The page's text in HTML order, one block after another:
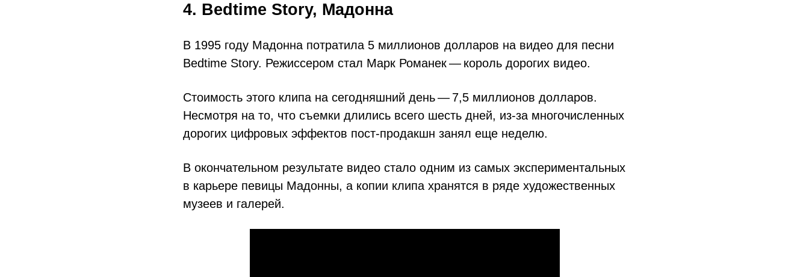
4. Bedtime Story, Мадонна
В 1995 году Мадонна потратила 5 миллионов долларов на видео для песни
Bedtime Story. Режиссером стал Марк Романек — король дорогих видео.
Стоимость этого клипа на сегодняшний день — 7,5 миллионов долларов.
Несмотря на то, что съемки длились всего шесть дней, из-за многочисленных
дорогих цифровых эффектов пост-продакшн занял еще неделю.
В окончательном результате видео стало одним из самых экспериментальных
в карьере певицы Мадонны, а копии клипа хранятся в ряде художественных
музеев и галерей.